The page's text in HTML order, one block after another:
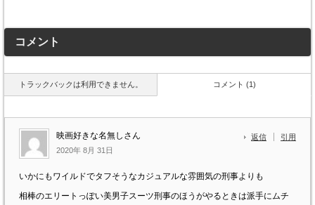
コメント
トラックバックは利用できません。 コメント (1)
映画好きな名無しさん
2020年 8月 31日
返信 引用
いかにもワイルドでタフそうなカジュアルな雰囲気の刑事よりも
相棒のエリートっぽい美男子スーツ刑事のほうがやるときは派手にムチ